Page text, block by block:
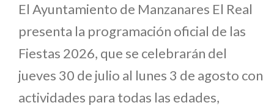
El Ayuntamiento de Manzanares El Real
presenta la programación oficial de las
Fiestas 2026, que se celebrarán del
jueves 30 de julio al lunes 3 de agosto con
actividades para todas las edades,